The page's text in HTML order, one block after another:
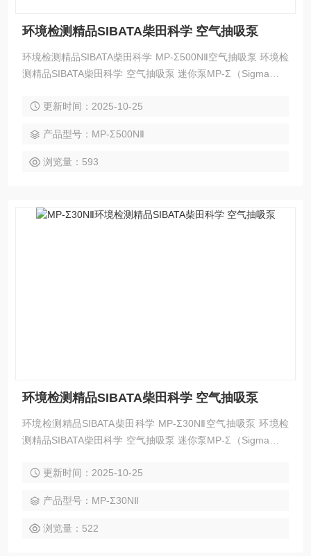
环境检测精品SIBATA柴田科学 空气抽吸泵
环境检测精品SIBATA柴田科学 MP-Σ500NⅡ空气抽吸泵 环境检
测精品SIBATA柴田科学 空气抽吸泵 迷你泵MP-Σ（Sigma）系
泵），内置集成流量测量功能。根据流量范围，可提供三种基
可广泛应用于工作环境、室内环境、大气环境等有害物质采
样。
更新时间：2025-10-25
产品型号：MP-Σ500NⅡ
浏览量：593
环境检测精品SIBATA柴田科学 空气抽吸泵
环境检测精品SIBATA柴田科学 MP-Σ30NⅡ空气抽吸泵 环境检
测精品SIBATA柴田科学 空气抽吸泵 迷你泵MP-Σ（Sigma）系
泵），内置集成流量测量功能。根据流量范围，可提供三种基
可广泛应用于工作环境、室内环境、大气环境等有害物质采
样。
更新时间：2025-10-25
产品型号：MP-Σ30NⅡ
浏览量：522